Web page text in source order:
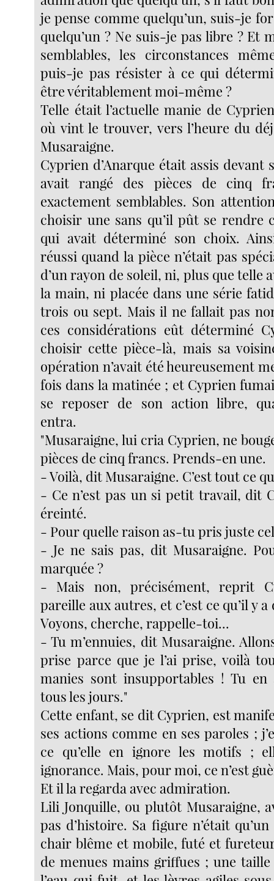
je pense comme quelqu’un, suis-je
quelqu’un ? Ne suis-je pas libre ? Et
semblables, les circonstances
puis-je pas résister à ce qui
être véritablement moi-même ?
Telle était l’actuelle manie de
où vint le trouver, vers l’heure du
Musaraigne.
Cyprien d’Anarque était assis devant
avait rangé des pièces de cinq
exactement semblables. Son
choisir une sans qu’il pût se rendre
qui avait déterminé son choix.
réussi quand la pièce n’était pas
d’un rayon de soleil, ni, plus que telle
la main, ni placée dans une série
trois ou sept. Mais il ne fallait pas
ces considérations eût déterminé
choisir cette pièce-là, mais sa
opération n’avait été heureusement
fois dans la matinée ; et Cyprien
se reposer de son action libre,
entra.
"Musaraigne, lui cria Cyprien, ne
pièces de cinq francs. Prends-en une.
- Voilà, dit Musaraigne. C’est tout ce
- Ce n’est pas un si petit travail, dit
éreinté.
- Pour quelle raison as-tu pris juste
- Je ne sais pas, dit Musaraigne.
marquée ?
- Mais non, précisément, reprit
pareille aux autres, et c’est ce qu’il y
Voyons, cherche, rappelle-toi...
- Tu m’ennuies, dit Musaraigne.
prise parce que je l’ai prise, voilà
manies sont insupportables ! Tu en
tous les jours."
Cette enfant, se dit Cyprien, est
ses actions comme en ses paroles ;
ce qu’elle en ignore les motifs ;
ignorance. Mais, pour moi, ce n’est
Et il la regarda avec admiration.
Lili Jonquille, ou plutôt Musaraigne,
pas d’histoire. Sa figure n’était
chair blême et mobile, futé et
de menues mains griffues ; une